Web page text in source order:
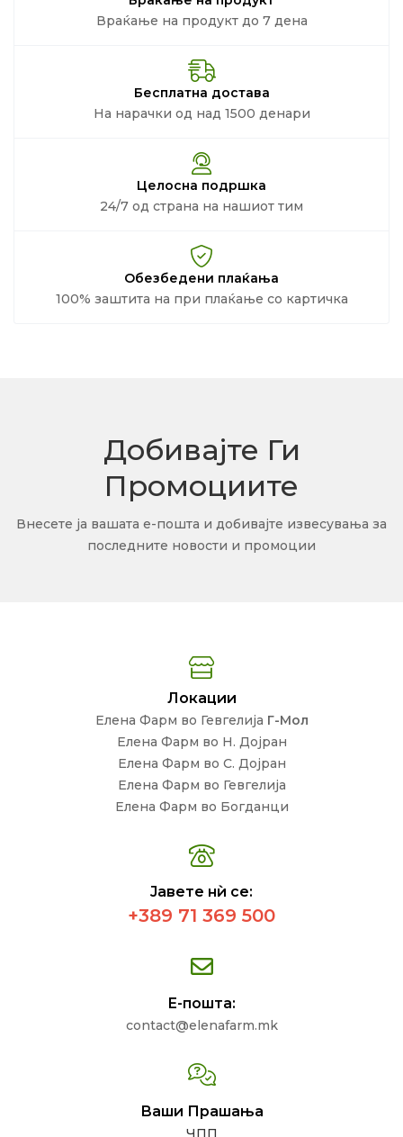
Враќање на продукт до 7 дена
Бесплатна достава
На нарачки од над 1500 денари
Целосна подршка
24/7 од страна на нашиот тим
Обезбедени плаќања
100% заштита на при плаќање со картичка
Добивајте Ги
Промоциите
Внесете ја вашата е-пошта и добивајте извесувања за
последните новости и промоции
Локации
Елена Фарм во Гевгелија Г-Мол
Елена Фарм во Н. Дојран
Елена Фарм во С. Дојран
Елена Фарм во Гевгелија
Елена Фарм во Богданци
Јавете нѝ се:
+389 71 369 500
Е-пошта:
contact@elenafarm.mk
Ваши Прашања
ЧПП